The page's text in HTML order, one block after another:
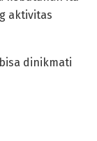
aktivitas
dinikmati